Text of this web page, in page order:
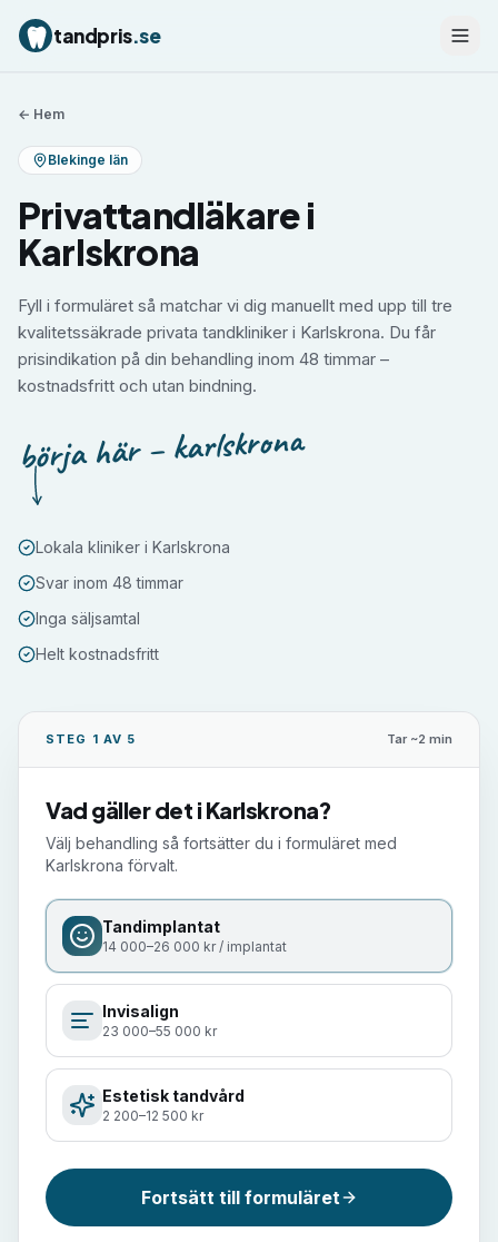
tandpris.se
← Hem
Blekinge län
Privattandläkare i
Karlskrona
Fyll i formuläret så matchar vi dig manuellt med upp till tre
kvalitetssäkrade privata tandkliniker i Karlskrona. Du får
prisindikation på din behandling inom 48 timmar –
kostnadsfritt och utan bindning.
börja här – karlskrona
Lokala kliniker i Karlskrona
Svar inom 48 timmar
Inga säljsamtal
Helt kostnadsfritt
STEG 1 AV 5 Tar ~2 min
Vad gäller det i Karlskrona?
Välj behandling så fortsätter du i formuläret med
Karlskrona förvalt.
Tandimplantat
14 000–26 000 kr / implantat
Invisalign
23 000–55 000 kr
Estetisk tandvård
2 200–12 500 kr
Fortsätt till formuläret